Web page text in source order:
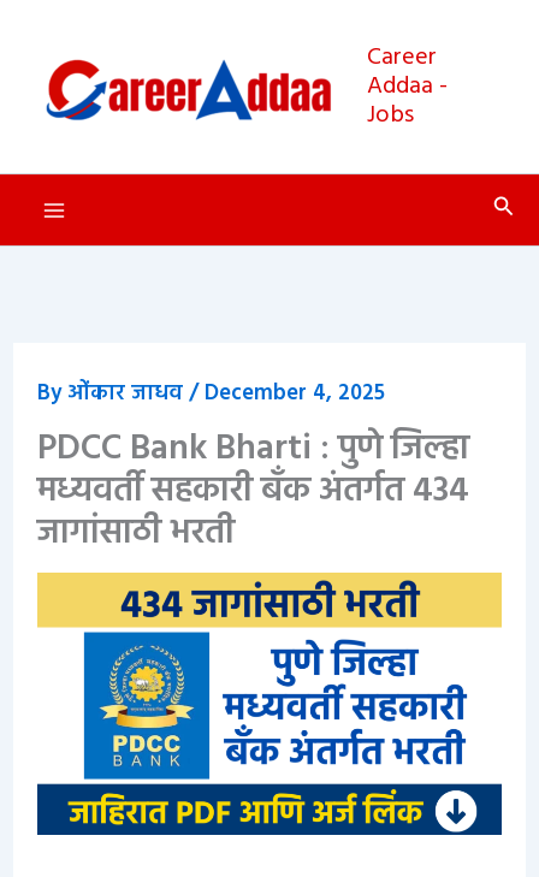
content
Career
Addaa -
Jobs
Byओंकार जाधव/December 4, 2025
PDCC Bank Bharti : पुणे जिल्हा
मध्यवर्ती सहकारी बँक अंतर्गत 434
जागांसाठी भरती